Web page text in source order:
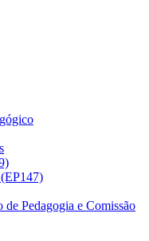
de Pedagogia e Comissão